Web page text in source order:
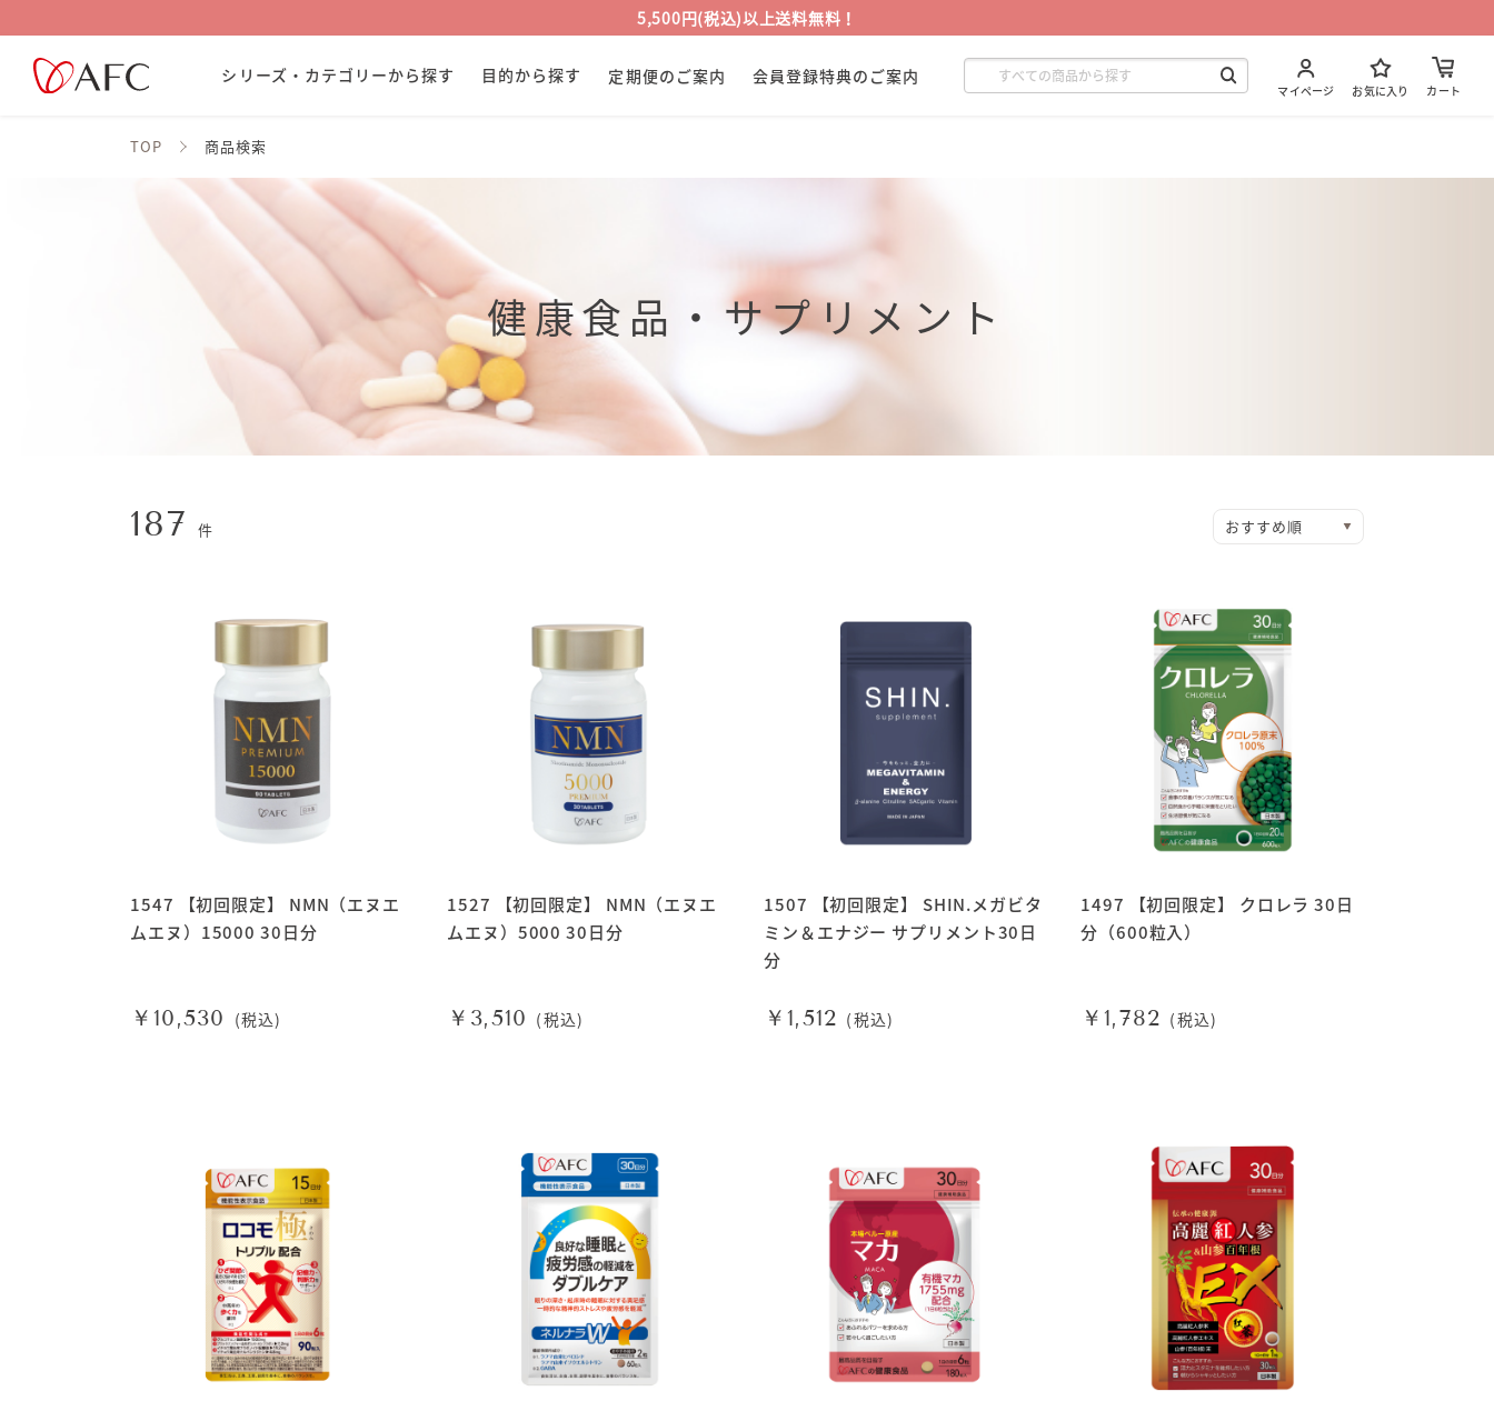
5,500円(税込)以上送料無料！
シリーズ・カテゴリーから探す 目的から探す 定期便のご案内 会員登録特典のご案内
マイページ お気に入り カート
TOP 商品検索
健康食品・サプリメント
187 件
1547 【初回限定】 NMN（エヌエ
ムエヌ）15000 30日分
￥10,530 (税込)
1527 【初回限定】 NMN（エヌエ
ムエヌ）5000 30日分
￥3,510 (税込)
1507 【初回限定】 SHIN.メガビタ
ミン＆エナジー サプリメント30日
分
￥1,512 (税込)
1497 【初回限定】 クロレラ 30日
分（600粒入）
￥1,782 (税込)